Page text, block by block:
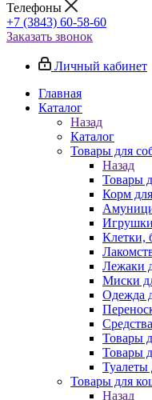
Телефоны
+7 (3843) 60-58-60
Заказать звонок
Личный кабинет
Главная
Каталог
Назад
Каталог
Товары для
Назад
Товары
Корм
Клетки,
Лежаки
Миски
Одежда
Товары
Товары
Туалеты
Товары для
Назад